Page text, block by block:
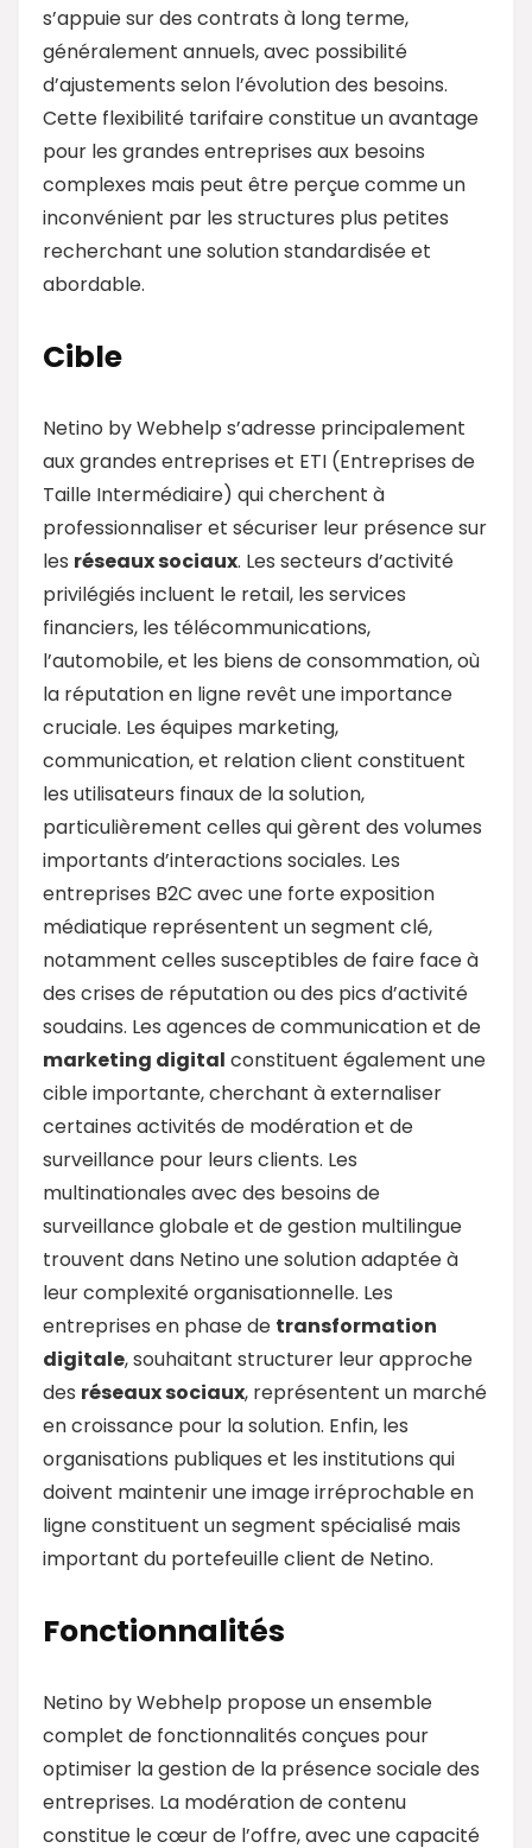
s’appuie sur des contrats à long terme,
généralement annuels, avec possibilité
d’ajustements selon l’évolution des besoins.
Cette flexibilité tarifaire constitue un avantage
pour les grandes entreprises aux besoins
complexes mais peut être perçue comme un
inconvénient par les structures plus petites
recherchant une solution standardisée et
abordable.
Cible
Netino by Webhelp s’adresse principalement
aux grandes entreprises et ETI (Entreprises de
Taille Intermédiaire) qui cherchent à
professionnaliser et sécuriser leur présence sur
les réseaux sociaux. Les secteurs d’activité
privilégiés incluent le retail, les services
financiers, les télécommunications,
l’automobile, et les biens de consommation, où
la réputation en ligne revêt une importance
cruciale. Les équipes marketing,
communication, et relation client constituent
les utilisateurs finaux de la solution,
particulièrement celles qui gèrent des volumes
importants d’interactions sociales. Les
entreprises B2C avec une forte exposition
médiatique représentent un segment clé,
notamment celles susceptibles de faire face à
des crises de réputation ou des pics d’activité
soudains. Les agences de communication et de
marketing digital constituent également une
cible importante, cherchant à externaliser
certaines activités de modération et de
surveillance pour leurs clients. Les
multinationales avec des besoins de
surveillance globale et de gestion multilingue
trouvent dans Netino une solution adaptée à
leur complexité organisationnelle. Les
entreprises en phase de transformation
digitale, souhaitant structurer leur approche
des réseaux sociaux, représentent un marché
en croissance pour la solution. Enfin, les
organisations publiques et les institutions qui
doivent maintenir une image irréprochable en
ligne constituent un segment spécialisé mais
important du portefeuille client de Netino.
Fonctionnalités
Netino by Webhelp propose un ensemble
complet de fonctionnalités conçues pour
optimiser la gestion de la présence sociale des
entreprises. La modération de contenu
constitue le cœur de l’offre, avec une capacité